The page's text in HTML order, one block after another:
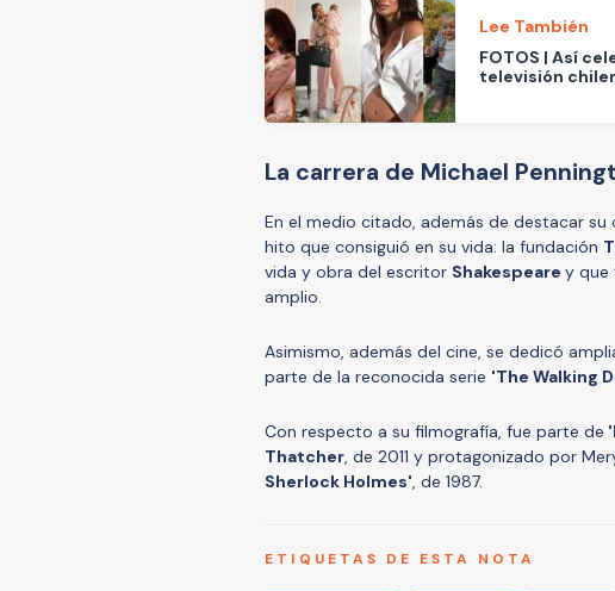
Lee También
FOTOS | Así
televisión
La carrera de Michael
En el medio citado, además de destacar
hito que consiguió en su vida: la fundación
vida y obra del escritor Shakespeare y que
amplio.
Asimismo, además del cine, se dedicó
parte de la reconocida serie 'The Walking
Con respecto a su filmografía, fue parte de
Thatcher, de 2011 y protagonizado por
Sherlock Holmes', de 1987.
ETIQUETAS DE ESTA NOTA